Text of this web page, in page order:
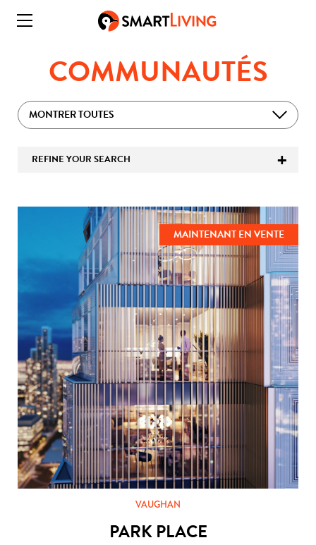
COMMUNAUTÉS
MONTRER TOUTES
REFINE YOUR SEARCH
MAINTENANT EN VENTE
VAUGHAN
PARK PLACE